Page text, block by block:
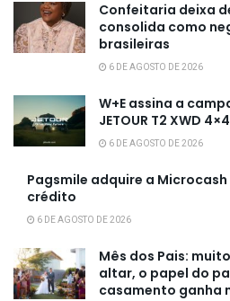
Confeitaria deixa
consolida como
brasileiras
6 DE AGOSTO DE 2026
W+E assina a
JETOUR T2 XWD
6 DE AGOSTO DE 2026
Pagsmile adquire a
crédito
6 DE AGOSTO DE 2026
Mês dos Pais:
altar, o papel do
casamento ganha